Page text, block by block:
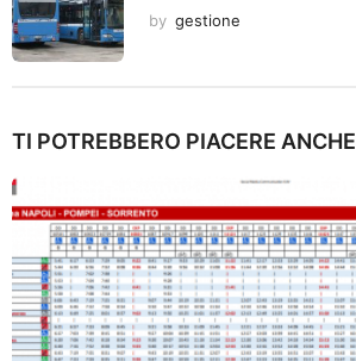
by gestione
TI POTREBBERO PIACERE ANCHE